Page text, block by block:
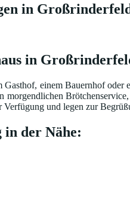
in
in
einem Bauernhof
morgendlichen
und legen zur
in der Nähe: